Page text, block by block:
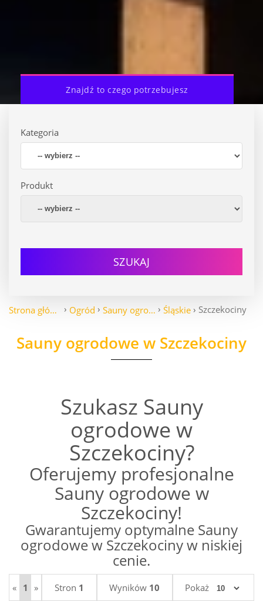
Znajdź to czego potrzebujesz
Kategoria
Produkt
SZUKAJ
Strona główna Ogród Sauny ogrodowe Śląskie Szczekociny
Sauny ogrodowe w Szczekociny
Szukasz Sauny
ogrodowe w
Szczekociny?
Oferujemy profesjonalne
Sauny ogrodowe w
Szczekociny!
Gwarantujemy optymalne Sauny
ogrodowe w Szczekociny w niskiej
cenie.
« 1 » Stron 1 Wyników 10 Pokaż